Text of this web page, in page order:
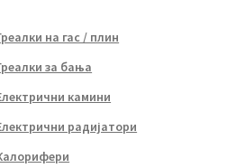
на гас / плин
за бања
камини
радијатори